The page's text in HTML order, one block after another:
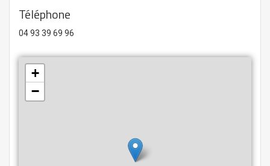
Téléphone
04 93 39 69 96
+
−